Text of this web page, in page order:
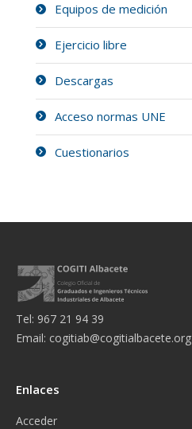
Equipos de medición
Ejercicio libre
Descargas
Acceso normas UNE
Cuestionarios
Tel: 967 21 94 39
Email: cogitiab@cogitialbacete.org
Enlaces
Acceder